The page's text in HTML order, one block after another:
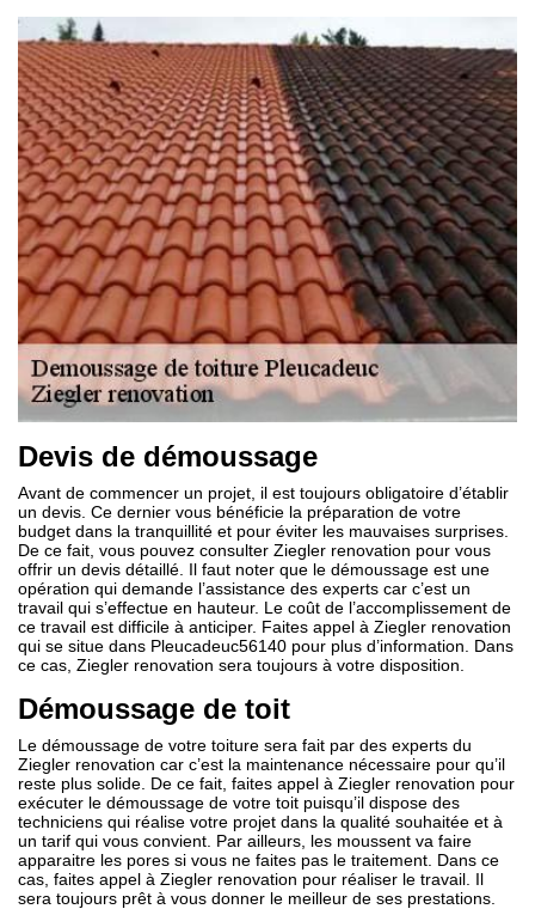
Devis de démoussage
Avant de commencer un projet, il est toujours obligatoire d’établir
un devis. Ce dernier vous bénéficie la préparation de votre
budget dans la tranquillité et pour éviter les mauvaises surprises.
De ce fait, vous pouvez consulter Ziegler renovation pour vous
offrir un devis détaillé. Il faut noter que le démoussage est une
opération qui demande l’assistance des experts car c’est un
travail qui s’effectue en hauteur. Le coût de l’accomplissement de
ce travail est difficile à anticiper. Faites appel à Ziegler renovation
qui se situe dans Pleucadeuc56140 pour plus d’information. Dans
ce cas, Ziegler renovation sera toujours à votre disposition.
Démoussage de toit
Le démoussage de votre toiture sera fait par des experts du
Ziegler renovation car c’est la maintenance nécessaire pour qu’il
reste plus solide. De ce fait, faites appel à Ziegler renovation pour
exécuter le démoussage de votre toit puisqu’il dispose des
techniciens qui réalise votre projet dans la qualité souhaitée et à
un tarif qui vous convient. Par ailleurs, les moussent va faire
apparaitre les pores si vous ne faites pas le traitement. Dans ce
cas, faites appel à Ziegler renovation pour réaliser le travail. Il
sera toujours prêt à vous donner le meilleur de ses prestations.